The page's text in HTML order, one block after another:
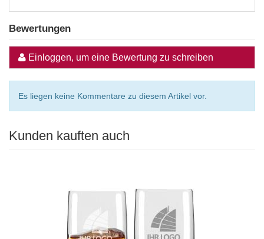
Bewertungen
Einloggen, um eine Bewertung zu schreiben
Es liegen keine Kommentare zu diesem Artikel vor.
Kunden kauften auch